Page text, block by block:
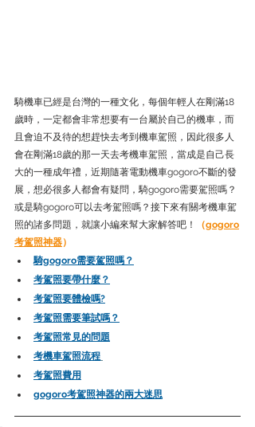
騎機車已經是台灣的一種文化，每個年輕人在剛滿18
歲時，一定都會非常想要有一台屬於自己的機車，而
且會迫不及待的想趕快去考到機車駕照，因此很多人
會在剛滿18歲的那一天去考機車駕照，當成是自己長
大的一種成年禮，近期隨著電動機車gogoro不斷的發
展，想必很多人都會有疑問，騎gogoro需要駕照嗎？
或是騎gogoro可以去考駕照嗎？接下來有關考機車駕
照的諸多問題，就讓小編來幫大家解答吧！
（gogoro
考駕照神器）
騎gogoro需要駕照嗎？
考駕照要帶什麼？
考駕照要體檢嗎?
考駕照需要筆試嗎？
考駕照常見的問題
考機車駕照流程
考駕照費用
gogoro考駕照神器的兩大迷思